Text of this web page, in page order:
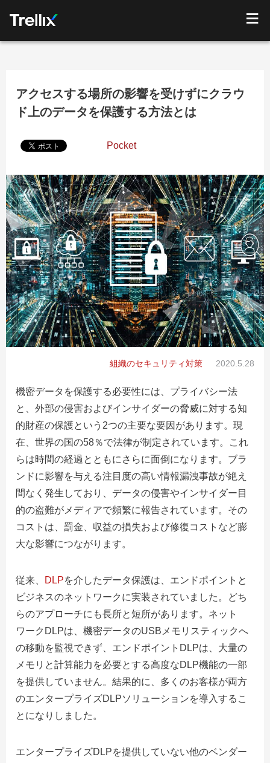
アクセスする場所の影響を受けずにクラウ
ド上のデータを保護する方法とは
Pocket
組織のセキュリティ対策 2020.5.28
機密データを保護する必要性には、プライバシー法
と、外部の侵害およびインサイダーの脅威に対する知
的財産の保護という2つの主要な要因があります。 現
在、世界の国の58％で法律が制定されています。これ
らは時間の経過とともにさらに面倒になります。ブラ
ンドに影響を与える注目度の高い情報漏洩事故が絶え
間なく発生しており、データの侵害やインサイダー目
的の盗難がメディアで頻繁に報告されています。その
コストは、罰金、収益の損失および修復コストなど膨
大な影響につながります。
従来、 DLPを介したデータ保護は、エンドポイントと
ビジネスのネットワークに実装されていました。どち
らのアプローチにも長所と短所があります。ネット
ワークDLPは、機密データのUSBメモリスティックへ
の移動を監視できず、エンドポイントDLPは、大量の
メモリと計算能力を必要とする高度なDLP機能の一部
を提供していません。結果的に、多くのお客様が両方
のエンタープライズDLPソリューションを導入するこ
とになりしました。
エンタープライズDLPを提供していない他のベンダー